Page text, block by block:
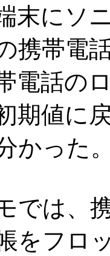
末にソ
携帯電
電話の
期値に
かった
では、
をフロ